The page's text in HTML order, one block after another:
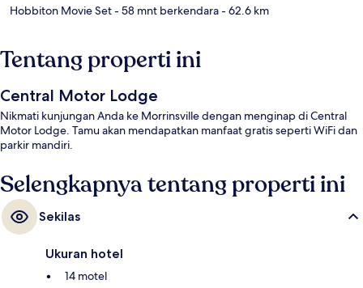
Hobbiton Movie Set- 58 mnt berkendara- 62.6 km
Tentang properti ini
Central Motor Lodge
Nikmati kunjungan Anda ke Morrinsville dengan menginap di Central
Motor Lodge. Tamu akan mendapatkan manfaat gratis seperti WiFi dan
parkir mandiri.
Selengkapnya tentang properti ini
Sekilas
Ukuran hotel
14 motel